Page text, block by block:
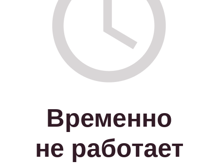
Временно
не работает